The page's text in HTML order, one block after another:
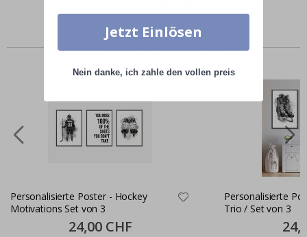
Ähnliche produkte
Personalisierte Poster - Hockey
Motivations Set von 3
Special
Price
24,00 CHF
Personalisierte
Trio / Set von 3
Price
Jetzt Einlösen
Nein danke, ich zahle den vollen preis